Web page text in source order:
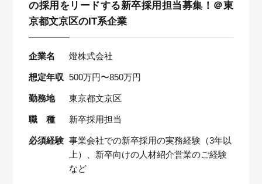
の採用をリードする新卒採用担当募集！＠東
京都文京区のIT系企業
企業名 燈株式会社
想定年収 500万円〜850万円
勤務地 東京都文京区
職 種 新卒採用担当
必須経験 事業会社での新卒採用の実務経験（3年以
上）、新卒向けの人材紹介営業のご経験
など